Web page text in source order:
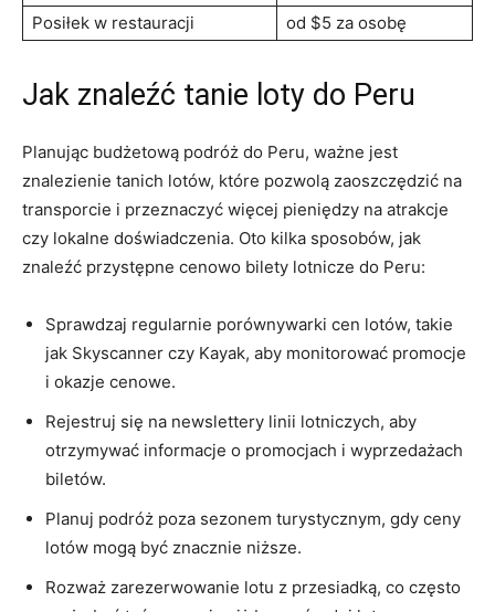
Posiłek w restauracji
od $5 za osobę
Jak znaleźć tanie⁢ loty do ⁢Peru
Planując budżetową podróż do‌ Peru, ważne ⁣jest
znalezienie tanich ​lotów, które pozwolą zaoszczędzić na
‌transporcie i przeznaczyć więcej pieniędzy⁣ na atrakcje
czy lokalne doświadczenia. Oto kilka sposobów, jak⁤
znaleźć przystępne cenowo bilety lotnicze do Peru:
Sprawdzaj regularnie porównywarki⁣ cen lotów,‌ takie
jak Skyscanner czy Kayak, aby monitorować promocje
i okazje cenowe.
Rejestruj się na newslettery linii lotniczych,‍ aby
otrzymywać informacje o promocjach i wyprzedażach‌
biletów.
Planuj podróż poza sezonem turystycznym, gdy ceny⁤
lotów mogą być znacznie niższe.
Rozważ ⁣zarezerwowanie lotu z przesiadką, co często